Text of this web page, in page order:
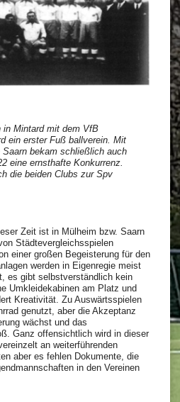
in Mintard mit dem VfB
ein erster Fuß­ ballverein. Mit
bekam schließlich auch
eine ernsthafte Konkurrenz.
die beiden Clubs zur Spv
Zeit ist in Mülheim bzw. Saarn
Städtevergleichsspielen
einer großen Begeisterung für den
werden in Eigenregie meist
es gibt selbstverständlich kein
Umkleidekabinen am Platz und
Kreativität. Zu Auswärtsspielen
genutzt, aber die Akzeptanz
wächst und das
Ganz offensichtlich wird in dieser
an weiterführenden
aber es fehlen Dokumente, die
in den Vereinen